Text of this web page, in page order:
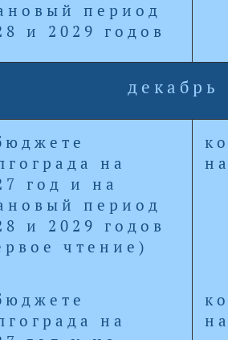
период
и 2029 годов
декабрь
на
год и на
период
и 2029 годов
чтение)
на